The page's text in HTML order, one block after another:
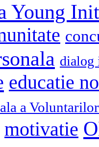
Young
dialog
educatie
a Voluntarilor
motivatie